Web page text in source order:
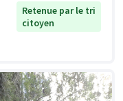
Retenue par le tri
citoyen